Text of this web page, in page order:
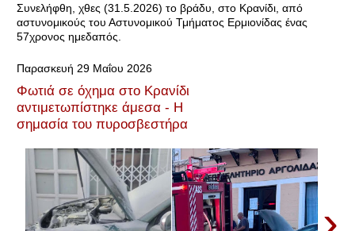
Συνελήφθη, χθες (31.5.2026) το βράδυ, στο Κρανίδι, από
αστυνομικούς του Αστυνομικού Τμήματος Ερμιονίδας ένας
57χρονος ημεδαπός.
Παρασκευή 29 Μαΐου 2026
Φωτιά σε όχημα στο Κρανίδι
αντιμετωπίστηκε άμεσα - Η
σημασία του πυροσβεστήρα